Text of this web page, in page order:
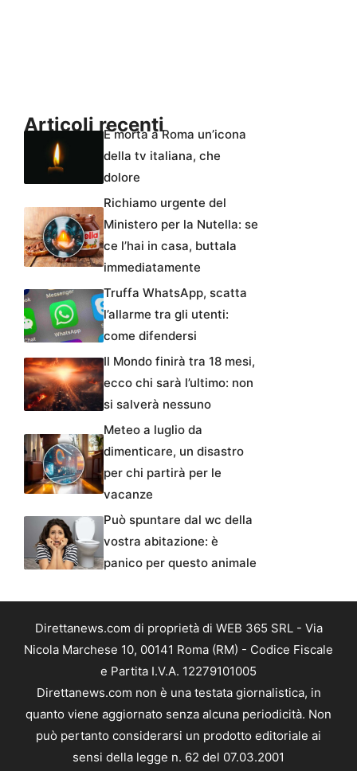
Articoli recentiÈ morta a Roma un’icona
della tv italiana, che
dolore
Richiamo urgente del
Ministero per la Nutella: se
ce l’hai in casa, buttala
immediatamente
Truffa WhatsApp, scatta
l’allarme tra gli utenti:
come difendersi
Il Mondo finirà tra 18 mesi,
ecco chi sarà l’ultimo: non
si salverà nessuno
Meteo a luglio da
dimenticare, un disastro
per chi partirà per le
vacanze
Può spuntare dal wc della
vostra abitazione: è
panico per questo animale
Direttanews.com di proprietà di WEB 365 SRL - Via
Nicola Marchese 10, 00141 Roma (RM) - Codice Fiscale
e Partita I.V.A. 12279101005
Direttanews.com non è una testata giornalistica, in
quanto viene aggiornato senza alcuna periodicità. Non
può pertanto considerarsi un prodotto editoriale ai
sensi della legge n. 62 del 07.03.2001